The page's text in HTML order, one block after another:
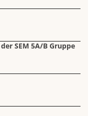
SEM 5A/B Gruppe